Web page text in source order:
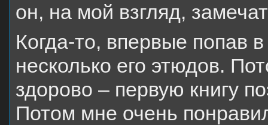
он, на мой взгляд,
Когда-то, впервые попав
несколько его этюдов.
здорово – первую книгу
Потом мне очень